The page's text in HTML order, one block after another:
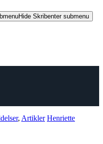
Hide Skribenter submenu
, Artikler Henriette